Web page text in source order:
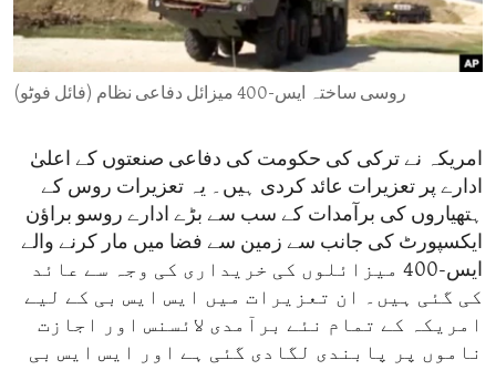
ENVIRONMENT AND HEALTH
IDEALS AND INSTITUTIONS
روسی ساختہ ایس-400 میزائل دفاعی نظام (فائل فوٹو)
امریکہ نے ترکی کی حکومت کی دفاعی صنعتوں کے اعلیٰ
ادارے پر تعزیرات عائد کردی ہیں۔ یہ تعزیرات روس کے
ہتھیاروں کی برآمدات کے سب سے بڑے ادارے روسو براؤن
ایکسپورٹ کی جانب سے زمین سے فضا میں مار کرنے والے
ایس-400 میزائلوں کی خریداری کی وجہ سے عائد
کی گئی ہیں۔ ان تعزیرات میں ایس ایس بی کے لیے
امریکہ کے تمام نئے برآمدی لائسنس اور اجازت
ناموں پر پابندی لگادی گئی ہے اور ایس ایس بی